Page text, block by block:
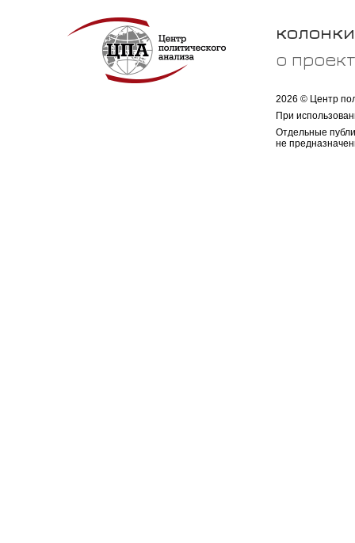
колонки
о
2026 © Центр
При
Отдельные
не